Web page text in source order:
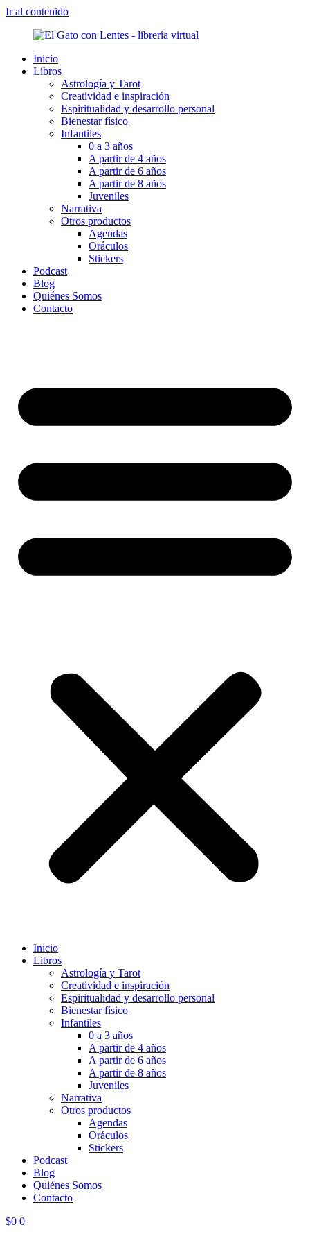
Ir al contenido
Inicio
Libros
Astrología y Tarot
Creatividad e inspiración
Espiritualidad y desarrollo personal
Bienestar físico
Infantiles
0 a 3 años
A partir de 4 años
A partir de 6 años
A partir de 8 años
Juveniles
Narrativa
Otros productos
Agendas
Oráculos
Stickers
Podcast
Blog
Quiénes Somos
Contacto
Inicio
Libros
Astrología y Tarot
Creatividad e inspiración
Espiritualidad y desarrollo personal
Bienestar físico
Infantiles
0 a 3 años
A partir de 4 años
A partir de 6 años
A partir de 8 años
Juveniles
Narrativa
Otros productos
Agendas
Oráculos
Stickers
Podcast
Blog
Quiénes Somos
Contacto
$0 0